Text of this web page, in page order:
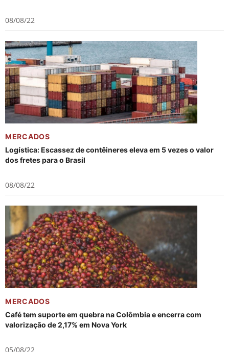
08/08/22
MERCADOS
Logística: Escassez de contêineres eleva em 5 vezes o valor
dos fretes para o Brasil
08/08/22
MERCADOS
Café tem suporte em quebra na Colômbia e encerra com
valorização de 2,17% em Nova York
05/08/22